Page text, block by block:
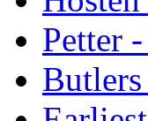
Petter